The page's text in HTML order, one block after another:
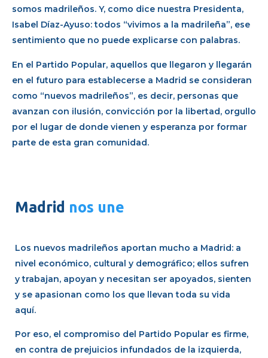
somos madrileños. Y, como dice nuestra Presidenta,
Isabel Díaz-Ayuso: todos “vivimos a la madrileña”, ese
sentimiento que no puede explicarse con palabras.
En el Partido Popular, aquellos que llegaron y llegarán
en el futuro para establecerse a Madrid se consideran
como “nuevos madrileños”, es decir, personas que
avanzan con ilusión, convicción por la libertad, orgullo
por el lugar de donde vienen y esperanza por formar
parte de esta gran comunidad.
Madrid nos une
Los nuevos madrileños aportan mucho a Madrid: a
nivel económico, cultural y demográfico; ellos sufren
y trabajan, apoyan y necesitan ser apoyados, sienten
y se apasionan como los que llevan toda su vida
aquí.
Por eso, el compromiso del Partido Popular es firme,
en contra de prejuicios infundados de la izquierda,